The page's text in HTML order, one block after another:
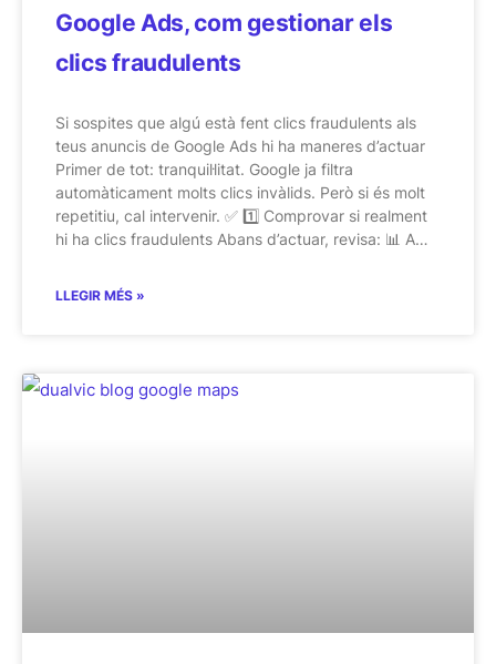
Google Ads, com gestionar els
clics fraudulents
Si sospites que algú està fent clics fraudulents als
teus anuncis de Google Ads hi ha maneres d’actuar
Primer de tot: tranquil·litat. Google ja filtra
automàticament molts clics invàlids. Però si és molt
repetitiu, cal intervenir. ✅ 1️⃣ Comprovar si realment
hi ha clics fraudulents Abans d’actuar, revisa: 📊 A…
LLEGIR MÉS »